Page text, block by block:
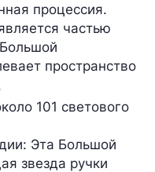
процессия.
частью
пространство
101 светового
Эта Большой
звезда ручки